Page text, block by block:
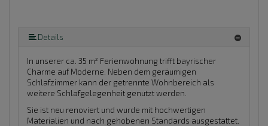
Details
In unserer ca. 35 m² Ferienwohnung trifft bayrischer
Charme auf Moderne. Neben dem geräumigen
Schlafzimmer kann der getrennte Wohnbereich als
weitere Schlafgelegenheit genutzt werden.
Sie ist neu renoviert und wurde mit hochwertigen
Materialien und nach gehobenen Standards ausgestattet.